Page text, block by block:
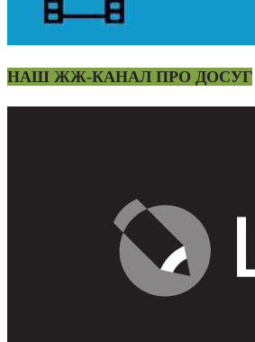
НАШ ЖЖ-КАНАЛ ПРО ДОСУГ